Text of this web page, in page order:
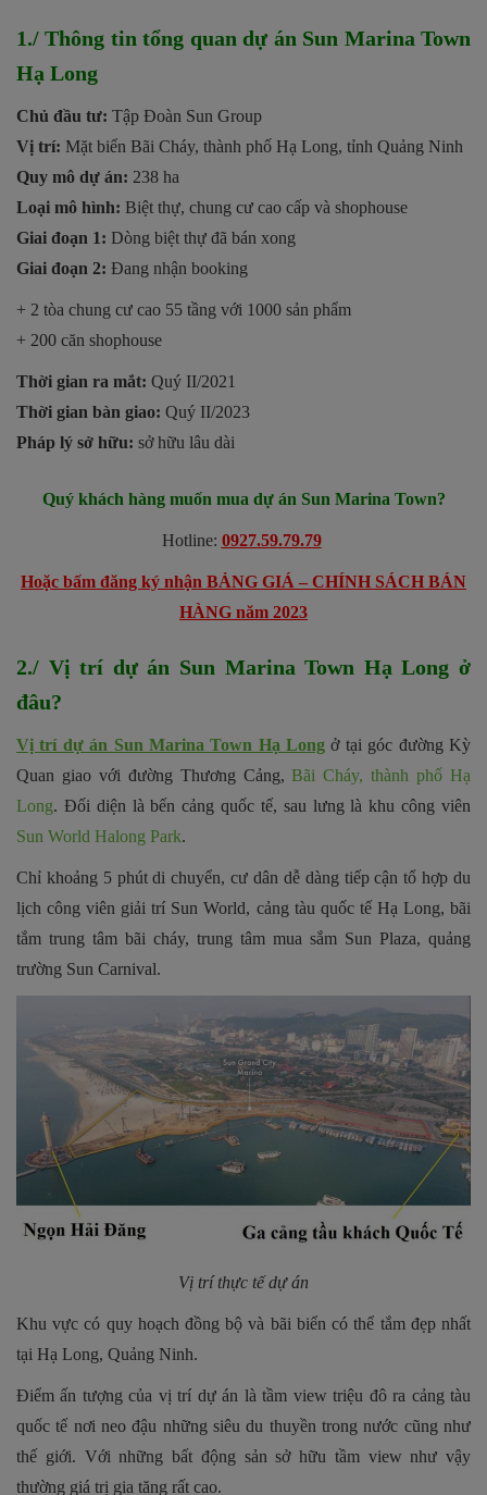
1./ Thông tin tổng quan dự án Sun Marina Town
Hạ Long
Chủ đầu tư: Tập Đoàn Sun Group
Vị trí: Mặt biển Bãi Cháy, thành phố Hạ Long, tỉnh Quảng Ninh
Quy mô dự án: 238 ha
Loại mô hình: Biệt thự, chung cư cao cấp và shophouse
Giai đoạn 1: Dòng biệt thự đã bán xong
Giai đoạn 2: Đang nhận booking
+ 2 tòa chung cư cao 55 tầng với 1000 sản phẩm
+ 200 căn shophouse
Thời gian ra mắt: Quý II/2021
Thời gian bàn giao: Quý II/2023
Pháp lý sở hữu: sở hữu lâu dài
Quý khách hàng muốn mua dự án Sun Marina Town?
Hotline: 0927.59.79.79
Hoặc bấm đăng ký nhận BẢNG GIÁ – CHÍNH SÁCH BÁN
HÀNG năm 2023
2./ Vị trí dự án Sun Marina Town Hạ Long ở
đâu?
Vị trí dự án Sun Marina Town Hạ Long ở tại góc đường Kỳ
Quan giao với đường Thương Cảng,Bãi Cháy, thành phố Hạ
Long. Đối diện là bến cảng quốc tế, sau lưng là khu công viên
Sun World Halong Park.
Chỉ khoảng 5 phút di chuyển, cư dân dễ dàng tiếp cận tổ hợp du
lịch công viên giải trí Sun World, cảng tàu quốc tế Hạ Long, bãi
tắm trung tâm bãi cháy, trung tâm mua sắm Sun Plaza, quảng
trường Sun Carnival.
Vị trí thực tế dự án
Khu vực có quy hoạch đồng bộ và bãi biển có thể tắm đẹp nhất
tại Hạ Long, Quảng Ninh.
Điểm ấn tượng của vị trí dự án là tầm view triệu đô ra cảng tàu
quốc tế nơi neo đậu những siêu du thuyền trong nước cũng như
thế giới. Với những bất động sản sở hữu tầm view như vậy
thường giá trị gia tăng rất cao.